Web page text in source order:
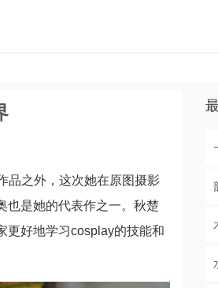
品之外，这次她在原图摄影
也是她的代表作之一。秋楚
更好地学习cosplay的技能和